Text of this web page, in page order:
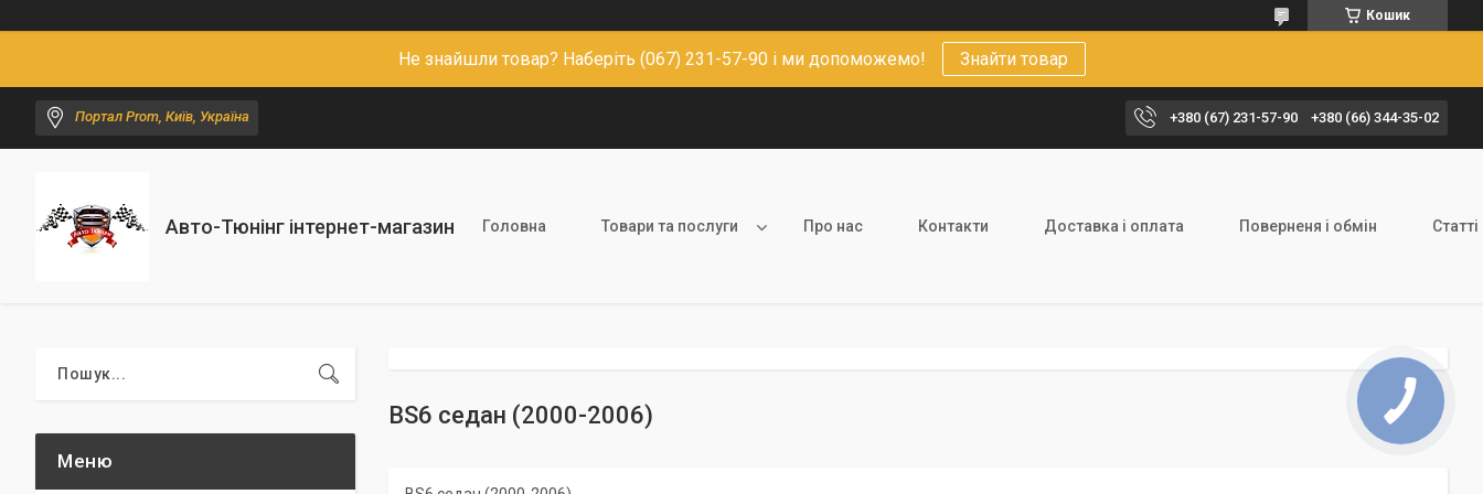
Кошик
Не знайшли товар? Наберіть (067) 231-57-90 і ми допоможемо! Знайти товар
Портал Prom, Київ, Україна +380 (67) 231-57-90 +380 (66) 344-35-02
Авто-Тюнінг інтернет-магазин Головна Товари та послуги Про нас Контакти Доставка і оплата Поверненя і обмін Статті
BS6 седан (2000-2006)